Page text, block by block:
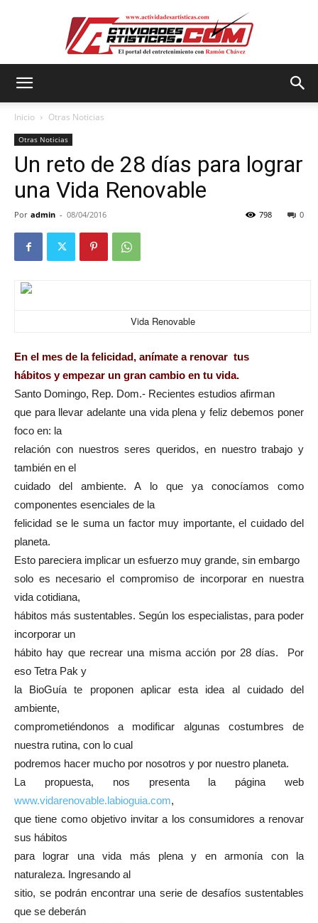
Inicio Otras Noticias
Otras Noticias
Un reto de 28 días para lograr
una Vida Renovable
Por admin - 08/04/2016 0
798
Vida Renovable
En el mes de la felicidad, anímate a renovar tus
hábitos y empezar un gran cambio en tu vida.
Santo Domingo, Rep. Dom.- Recientes estudios afirman
que para llevar adelante una vida plena y feliz debemos poner
foco en: la
relación con nuestros seres queridos, en nuestro trabajo y
también en el
cuidado del ambiente. A lo que ya conocíamos como
componentes esenciales de la
felicidad se le suma un factor muy importante, el cuidado del
planeta.
Esto pareciera implicar un esfuerzo muy grande, sin embargo
solo es necesario el compromiso de incorporar en nuestra
vida cotidiana,
hábitos más sustentables. Según los especialistas, para poder
incorporar un
hábito hay que recrear una misma acción por 28 días. Por
eso Tetra Pak y
la BioGuía te proponen aplicar esta idea al cuidado del
ambiente,
comprometiéndonos a modificar algunas costumbres de
nuestra rutina, con lo cual
podremos hacer mucho por nosotros y por nuestro planeta.
La propuesta, nos presenta la página web
www.vidarenovable.labioguia.com,
que tiene como objetivo invitar a los consumidores a renovar
sus hábitos
para lograr una vida más plena y en armonía con la
naturaleza. Ingresando al
sitio, se podrán encontrar una serie de desafíos sustentables
que se deberán